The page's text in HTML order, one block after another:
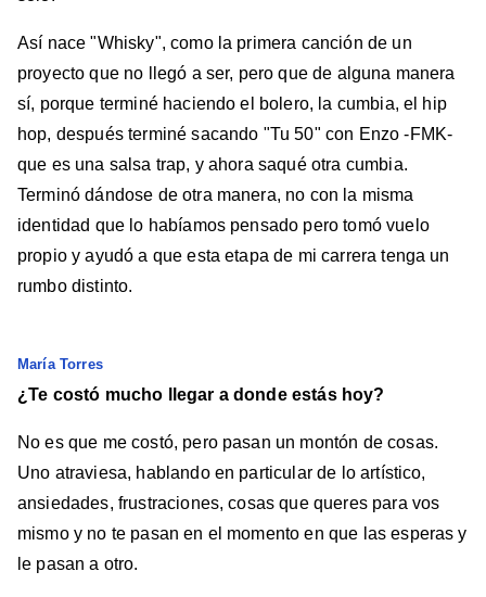
Así nace "Whisky", como la primera canción de un
proyecto que no llegó a ser, pero que de alguna manera
sí, porque terminé haciendo el bolero, la cumbia, el hip
hop, después terminé sacando "Tu 50" con Enzo -FMK-
que es una salsa trap, y ahora saqué otra cumbia.
Terminó dándose de otra manera, no con la misma
identidad que lo habíamos pensado pero tomó vuelo
propio y ayudó a que esta etapa de mi carrera tenga un
rumbo distinto.
María Torres
¿Te costó mucho llegar a donde estás hoy?
No es que me costó, pero pasan un montón de cosas.
Uno atraviesa, hablando en particular de lo artístico,
ansiedades, frustraciones, cosas que queres para vos
mismo y no te pasan en el momento en que las esperas y
le pasan a otro.